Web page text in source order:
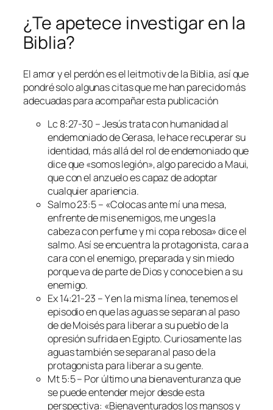
¿Te apetece investigar en la
Biblia?
El amor y el perdón es el leitmotiv de la Biblia, así que
pondré solo algunas citas que me han parecido más
adecuadas para acompañar esta publicación
Lc 8:27-30 – Jesús trata con humanidad al
endemoniado de Gerasa, le hace recuperar su
identidad, más allá del rol de endemoniado que
dice que «somos legión», algo parecido a Maui,
que con el anzuelo es capaz de adoptar
cualquier apariencia.
Salmo 23:5 – «Colocas ante mí una mesa,
enfrente de mis enemigos, me unges la
cabeza con perfume y mi copa rebosa» dice el
salmo. Así se encuentra la protagonista, cara a
cara con el enemigo, preparada y sin miedo
porque va de parte de Dios y conoce bien a su
enemigo.
Ex 14:21-23 – Y en la misma línea, tenemos el
episodio en que las aguas se separan al paso
de de Moisés para liberar a su pueblo de la
opresión sufrida en Egipto. Curiosamente las
aguas también se separan al paso de la
protagonista para liberar a su gente.
Mt 5:5 – Por último una bienaventuranza que
se puede entender mejor desde esta
perspectiva: «Bienaventurados los mansos y